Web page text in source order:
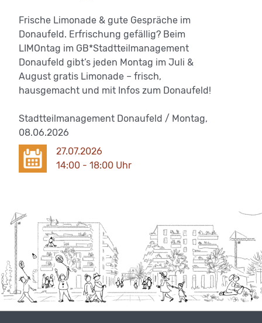
Frische Limonade & gute Gespräche im
Donaufeld. Erfrischung gefällig? Beim
LIMOntag im GB*Stadtteilmanagement
Donaufeld gibt’s jeden Montag im Juli &
August gratis Limonade – frisch,
hausgemacht und mit Infos zum Donaufeld!
Stadtteilmanagement Donaufeld / Montag,
08.06.2026
27.07.2026
14:00 - 18:00 Uhr